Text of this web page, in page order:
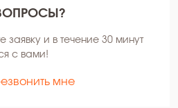
заявку и в течение 30 минут
с вами!
мне